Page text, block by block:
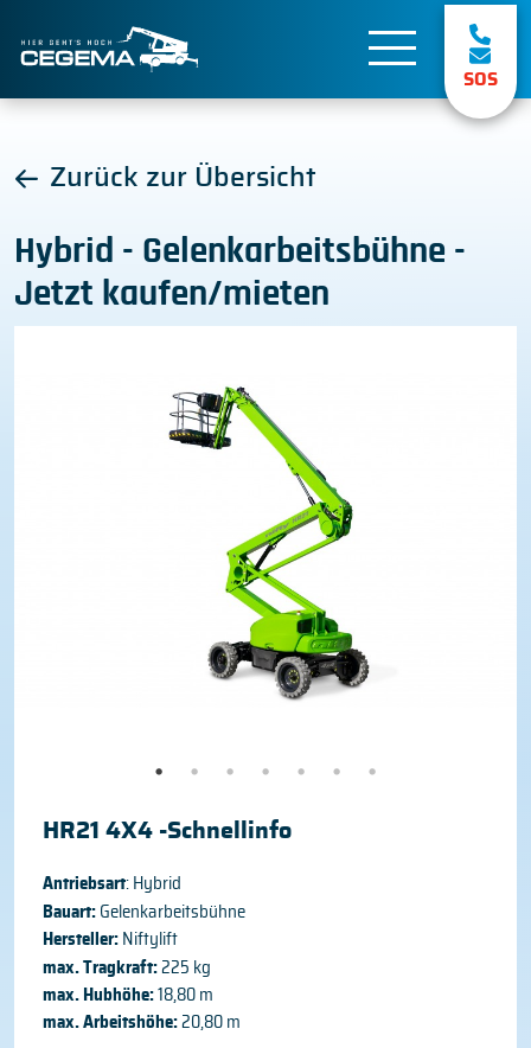
SOS
Zurück zur Übersicht
Hybrid - Gelenkarbeitsbühne -
Jetzt kaufen/mieten
HR21 4X4 -Schnellinfo
Antriebsart: Hybrid
Bauart: Gelenkarbeitsbühne
Hersteller: Niftylift
max. Tragkraft:225 kg
max. Hubhöhe:18,80 m
max. Arbeitshöhe:20,80 m